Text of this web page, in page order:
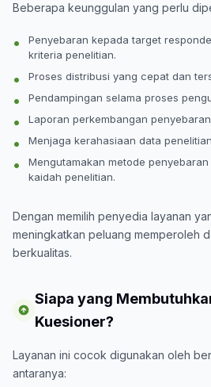
Beberapa keunggulan yang perlu
Penyebaran kepada target
kriteria penelitian.
Proses distribusi yang cepat dan
Pendampingan selama proses
Laporan perkembangan
Menjaga kerahasiaan data
Mengutamakan metode
kaidah penelitian.
Dengan memilih penyedia layanan
meningkatkan peluang memperoleh
berkualitas.
Siapa yang
Kuesioner?
Layanan ini cocok digunakan oleh
antaranya: